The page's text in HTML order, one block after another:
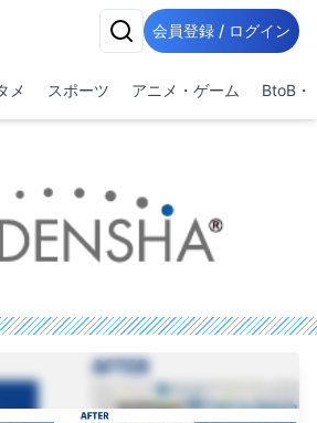
会員登録 / ログイン
メ スポーツ アニメ・ゲーム BtoB・